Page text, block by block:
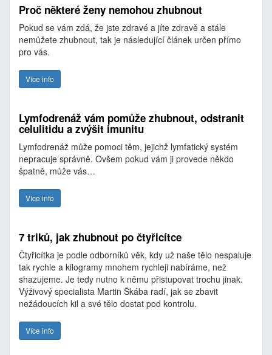
Proč některé ženy nemohou zhubnout
Pokud se vám zdá, že jste zdravé a jíte zdravě a stále
nemůžete zhubnout, tak je následující článek určen přímo
pro vás.
Více info
Lymfodrenáž vám pomůže zhubnout, odstranit
celulitidu a zvýšit imunitu
Lymfodrenáž může pomoci těm, jejichž lymfatický systém
nepracuje správně. Ovšem pokud vám ji provede někdo
špatně, může vás…
Více info
7 triků, jak zhubnout po čtyřicítce
Čtyřicítka je podle odborníků věk, kdy už naše tělo nespaluje
tak rychle a kilogramy mnohem rychleji nabíráme, než
shazujeme. Je tedy nutno k němu přistupovat trochu jinak.
Výživový specialista Martin Škába radí, jak se zbavit
nežádoucích kil a své tělo dostat pod kontrolu.
Více info